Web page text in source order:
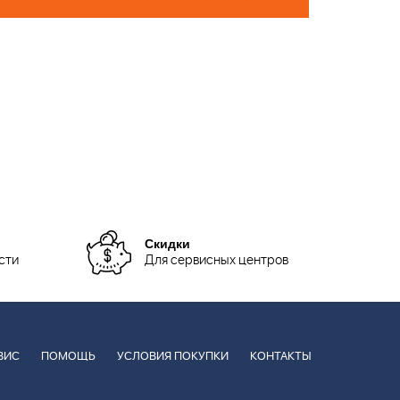
Скидки
Для сервисных центров
ПОМОЩЬ УСЛОВИЯ ПОКУПКИ КОНТАКТЫ